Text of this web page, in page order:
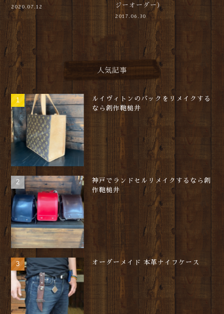
2020.07.12
ジーオーダー）
2017.06.30
人気記事
ルイヴィトンのバックをリメイクする
なら創作鞄槌井
神戸でランドセルリメイクするなら創
作鞄槌井
オーダーメイド 本革ナイフケース